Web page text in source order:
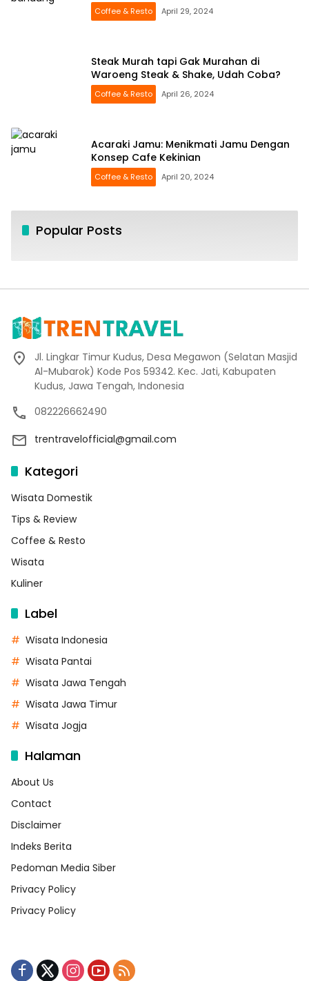
Coffee & Resto April 29, 2024
Steak Murah tapi Gak Murahan di
Waroeng Steak & Shake, Udah Coba?
Coffee & Resto April 26, 2024
Acaraki Jamu: Menikmati Jamu Dengan
Konsep Cafe Kekinian
Coffee & Resto April 20, 2024
Popular Posts
Jl. Lingkar Timur Kudus, Desa Megawon (Selatan Masjid
Al-Mubarok) Kode Pos 59342. Kec. Jati, Kabupaten
Kudus, Jawa Tengah, Indonesia
082226662490
trentravelofficial@gmail.com
Kategori
Wisata Domestik
Tips & Review
Coffee & Resto
Wisata
Kuliner
Label
Wisata Indonesia
Wisata Pantai
Wisata Jawa Tengah
Wisata Jawa Timur
Wisata Jogja
Halaman
About Us
Contact
Disclaimer
Indeks Berita
Pedoman Media Siber
Privacy Policy
Privacy Policy